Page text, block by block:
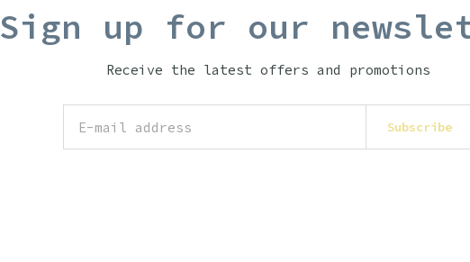
Sign up for our
Receive the latest offers and promotions
Subscribe